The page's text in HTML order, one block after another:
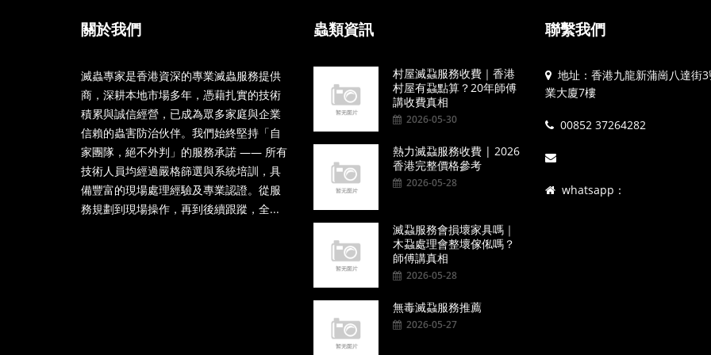
關於我們
滅蟲專家是香港資深的專業滅蟲服務提供
商，深耕本地市場多年，憑藉扎實的技術
積累與誠信經營，已成為眾多家庭與企業
信賴的蟲害防治伙伴。我們始終堅持「自
家團隊，絕不外判」的服務承諾 —— 所有
技術人員均經過嚴格篩選與系統培訓，具
備豐富的現場處理經驗及專業認證。從服
務規劃到現場操作，再到後續跟蹤，全...
蟲類資訊
村屋滅蝨服務收費｜香港
村屋有蝨點算？20年師傅
講收費真相
2026-05-30
熱力滅蝨服務收費 | 2026
香港完整價格參考
2026-05-28
滅蝨服務會損壞家具嗎｜
木蝨處理會整壞傢俬嗎？
師傅講真相
2026-05-28
無毒滅蝨服務推薦
2026-05-27
聯繫我們
地址：香港九龍新蒲崗八達街
業大廈7樓
00852 37264282
whatsapp：